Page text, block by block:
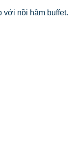
với nồi hâm buffet.